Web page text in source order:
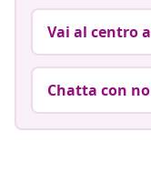
Vai al centro
Chatta con